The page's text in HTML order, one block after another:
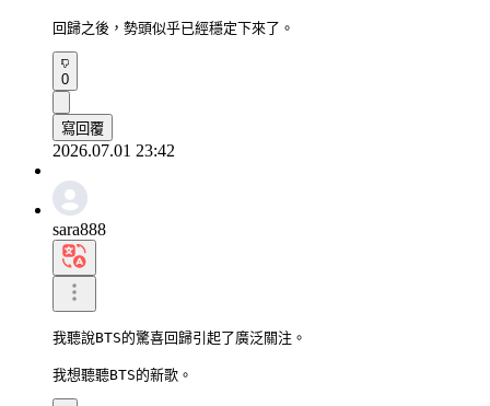
回歸之後，勢頭似乎已經穩定下來了。
0
寫回覆
2026.07.01 23:42
sara888
我聽說BTS的驚喜回歸引起了廣泛關注。
我想聽聽BTS的新歌。